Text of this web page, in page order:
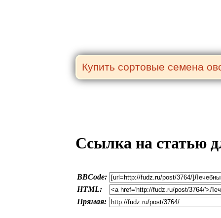
Ссылка на статью
BBCode:
HTML:
Прямая: